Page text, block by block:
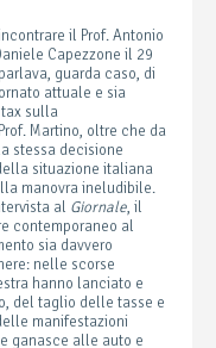
il Prof. Antonio
Capezzone il 29
guarda caso, di
attuale e sia
sulla
Martino, oltre che da
stessa decisione
situazione italiana
manovra ineludibile.
al Giornale, il
contemporaneo al
sia davvero
nelle scorse
hanno lanciato e
del taglio delle tasse e
manifestazioni
ganasce alle auto e